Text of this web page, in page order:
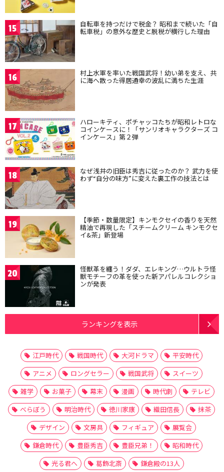
15 自転車を持つだけで税金？ 昭和まで続いた「自
転車税」の意外な歴史と脱税が横行した理由
16 村上水軍を率いた戦国武将！幼い弟を支え、共
に海へ散った得居通幸の波乱に満ちた生涯
17 ハローキティ、ポチャッコたちが昭和レトロな
コインケースに！「サンリオキャラクターズ コ
インケース」第２弾
18 なぜ浅井の旧臣は秀吉に従ったのか？ 武力を使
わず“自分の味方”に変えた裏工作の技法とは
19 【季節・数量限定】キンモクセイの香りを天然
精油で再現した「スチームクリーム キンモクセ
イ&茶」新登場
20 怪獣革を纏う！ダダ、エレキング…ウルトラ怪
獣モチーフの革を使った新アパレルコレクショ
ンが発表
ランキングを表示
江戸時代 戦国時代 大河ドラマ
平安時代
アニメ
ロングセラー 戦国武将
スイーツ
雑学
お菓子 幕末 漫画 時代劇
テレビ
べらぼう
明治時代 徳川家康 織田信長
抹茶
デザイン
文房具 フィギュア
展覧会
鎌倉時代
豊臣秀吉 豊臣兄弟！
昭和時代
光る君へ
葛飾北斎 鎌倉殿の13人